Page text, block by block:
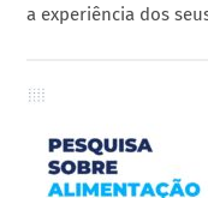
a experiência dos